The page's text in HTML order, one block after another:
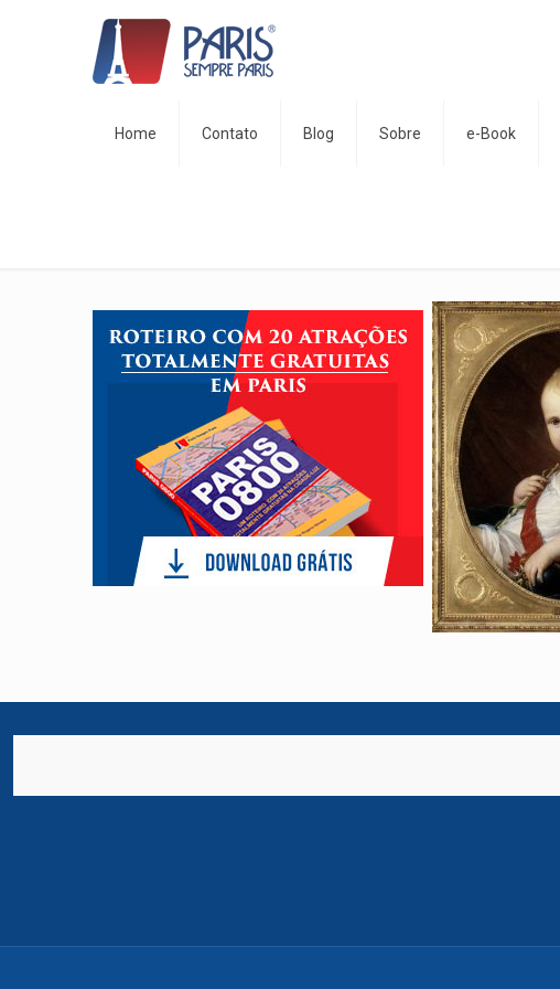
Home Contato Blog Sobre e-Book